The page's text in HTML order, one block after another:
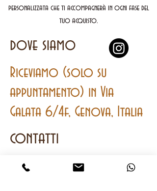
personalizzata che ti accompagnerà in ogni fase del
tuo acquisto.
dove siamo
Riceviamo (solo su
appuntamento) in Via
Galata 6/4f, Genova, Italia
contatti
Mobile
Whatsapp